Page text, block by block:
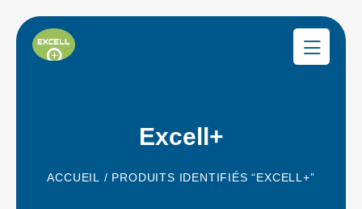
Excell+
ACCUEIL / PRODUITS IDENTIFIÉS “EXCELL+”